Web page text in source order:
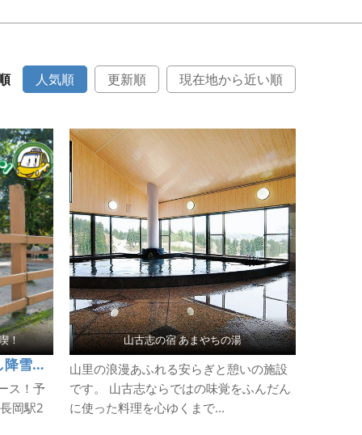
人気順 更新順 現在地から近い順
！
4月１日～12月20日頃（但し降雪の状況により入れない施設や運行休止する場合があります。） ※除外日：8月2日、3日、月曜日※祝日を除く
ス！予
岡駅2
山古志の宿 あまやちの湯
山里の浪漫あふれる安らぎと憩いの施設
です。 山古志ならではの味覚をふんだん
に使った料理を心ゆくまで...